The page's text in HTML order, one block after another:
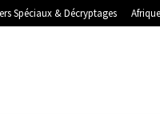
Spéciaux & Décryptages Afrique